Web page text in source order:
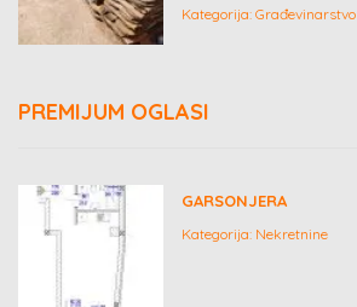
Kategorija: Građevinarstvo
PREMIJUM OGLASI
GARSONJERA
Kategorija: Nekretnine